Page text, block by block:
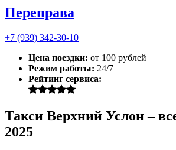
Переправа
+7 (939) 342-30-10
Цена поездки: от 100 рублей
Режим работы: 24/7
Рейтинг сервиса:
Такси Верхний Услон –
2025